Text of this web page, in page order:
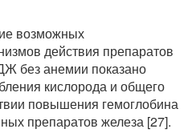
возможных
действия препаратов
без анемии показано
кислорода и общего
повышения гемоглобина
препаратов железа [27].